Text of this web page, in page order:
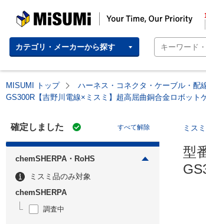
MISUMI | Your Time, Our Priority
カテゴリ・メーカーから探す
MISUMI トップ ハーネス・コネクタ・ケーブル・配
GS300R【吉野川電線×ミスミ】超高屈曲銅合金ロボット
確定しました すべて解除
chemSHERPA・RoHS
ミスミ品のみ対象
chemSHERPA
調査中
ミスミ
型